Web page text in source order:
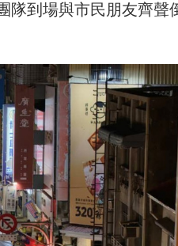
隊到場與市民朋友齊聲